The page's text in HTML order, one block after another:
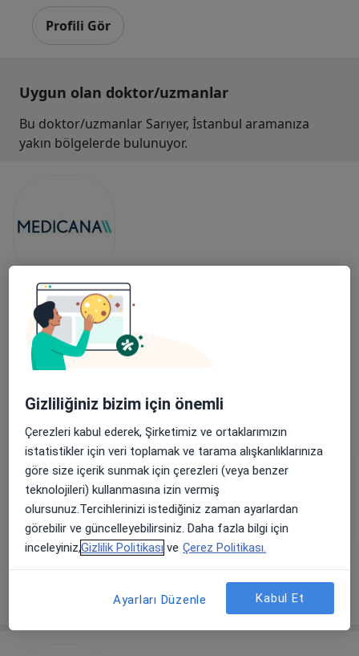
Profili Gör
Uygun olan doktor/uzmanlar
Bu doktor/uzmanlar Sarıyer, İstanbul aramanıza
yakın bölgelerde bulunuyor.
Medicana Beylikdüzü International
İstanbul
Genel cerrahi, İç hastalıkları, Endokrinoloji ve metabolizma
hastalıkları
Beylikdüzü Cad. No:3, Beylikdüzü
Medicana Beylikdüzü International İstanbul
Op. Dr. Sevim Nuran
Kuşlu Çiçek
Genel cerrahi
Prof. Dr. Yahya Ekici
Genel cerrahi
Genel cerrahi
Gizliliğiniz bizim için önemli
Çerezleri kabul ederek, Şirketimiz ve ortaklarımızın
istatistikler için veri toplamak ve tarama alışkanlıklarınıza
göre size içerik sunmak için çerezleri (veya benzer
teknolojileri) kullanmasına izin vermiş
olursunuz.Tercihlerinizi istediğiniz zaman ayarlardan
görebilir ve güncelleyebilirsiniz. Daha fazla bilgi için
inceleyiniz,Gizlilik Politikası ve Çerez Politikası.
Ayarları Düzenle Kabul Et